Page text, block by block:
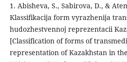
1. Abisheva, S., Sabirova, D., &
Klassifikacija form vyrazhenija
hudozhestvennoj reprezentacii
[Classification of forms of
representation of Kazakhstan in